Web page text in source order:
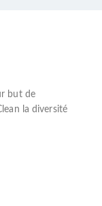
but de
la diversité